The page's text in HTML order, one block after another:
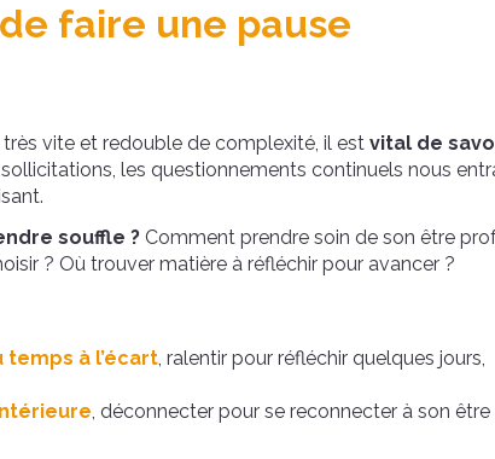
de faire une pause
vite et redouble de complexité, il est vital de
les questionnements continuels nous
souffle ? Comment prendre soin de son être
? Où trouver matière à réfléchir pour avancer ?
temps à l’écart, ralentir pour réfléchir quelques jours,
, déconnecter pour se reconnecter à son être